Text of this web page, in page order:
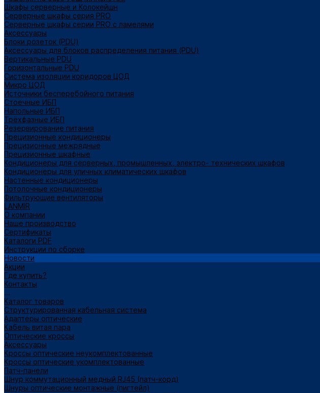
Шкафы серверные и Колокейшн
Серверные шкафы серия PRO
Серверные шкафы серии PRO с ламелями
Аксессуары
Блоки розеток (PDU)
Аксессуары для блоков распределения питания (PDU)
Вертикальные PDU
Горизонтальные PDU
Система изоляции коридоров ЦОД
Микро ЦОД
Источники бесперебойного питания
Стоечные ИБП
Напольные ИБП
Трёхфазные ИБП
Резервирование питания
Прецизионные кондиционеры
Прецизионные межрядные
Прецизионные шкафные
Кондиционеры для серверных, промышленных, электро- технических шкафов
Кондиционеры для уличных климатических шкафов
Настенные кондиционеры
Потолочные кондиционеры
Фильтрующие вентиляторы
LANMIR
О компании
Наше производство
Сертификаты
Каталоги PDF
Инструкции по сборке
Новости
Акции
Где купить?
Контакты
...
Каталог товаров
Структурированная кабельная система
Адаптеры оптические
Кабель витая пара
Оптические кроссы
Аксессуары
Кроссы оптические неукомплектованные
Кроссы оптические укомплектованные
Патч-панели
Шнур коммутационный медный RJ45 (патч-корд)
Шнуры оптические монтажные (пигтейл)